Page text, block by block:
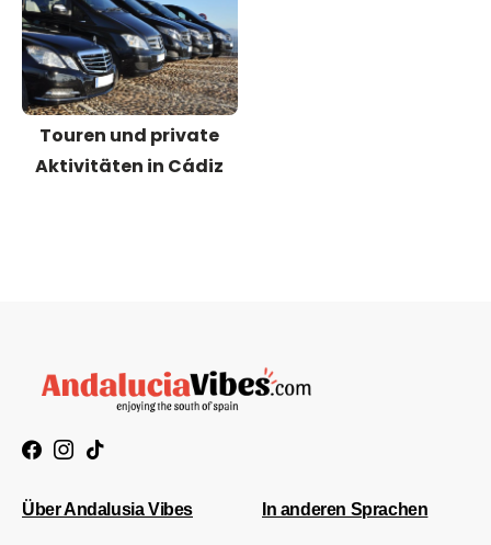
Touren und private
Aktivitäten in Cádiz
Über Andalusia Vibes In anderen Sprachen